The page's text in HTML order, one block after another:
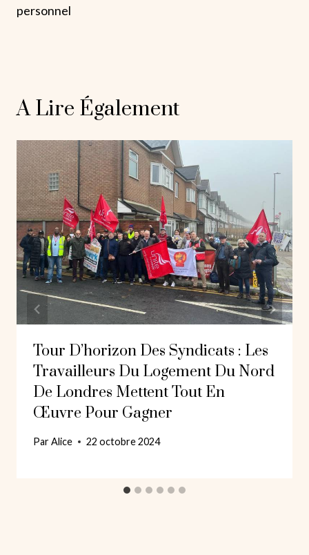
personnel
A Lire Également
Tour D’horizon Des Syndicats : Les
Travailleurs Du Logement Du Nord
De Londres Mettent Tout En
Œuvre Pour Gagner
ParAlice 22 octobre 2024